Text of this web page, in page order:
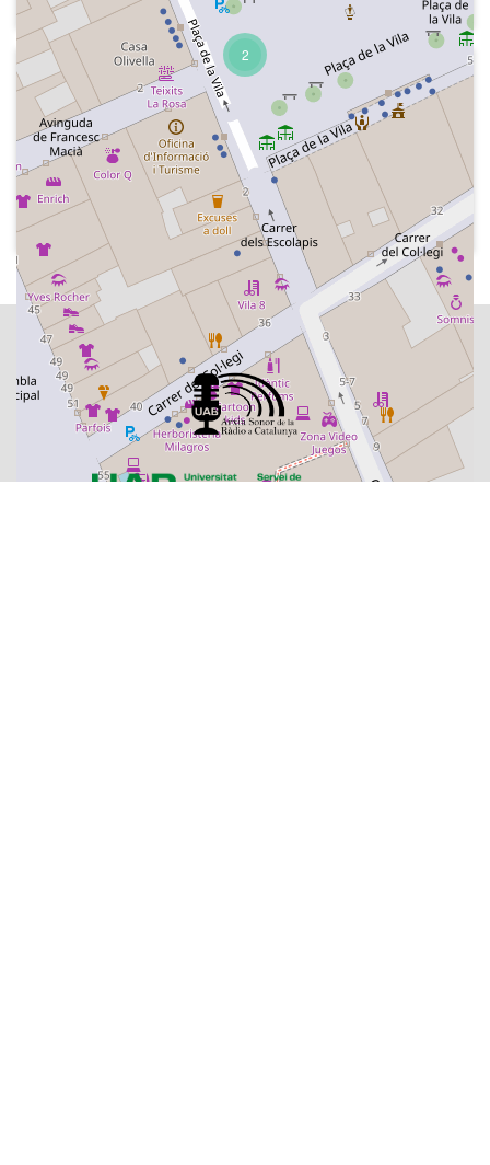
2
Tema musical, oferta d'entrades per a
un concert a Madrid, indicatiu del
programa, secció "La espuma de los
días " amb Merche Yoyoga sobre la
televisió víctima de la moda,
1997-12-12
Onda Diez - Déjate besar
Mots encreuats relacionats amb la
música, especial de la revista "Ajo
Blanco", tema musical, comentari sobre
el Nadal, publicitat, quatre temes
musicals, adreça electrònica del
programa i correu electrònic rebut,
tema musical, reflexió de la setmana
sobre l'assassinat del regidor de
Renteria José Luis Caso per ETA el dia
anterior, publicitat, indicatiu del
programa i tema musical